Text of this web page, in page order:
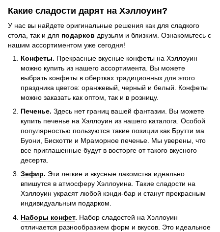
Какие сладости дарят на Хэллоуин?
У нас вы найдете оригинальные решения как для сладкого
стола, так и для подарков друзьям и близким. Ознакомьтесь с
нашим ассортиментом уже сегодня!
Конфеты. Прекрасные вкусные конфеты на Хэллоуин
можно купить из нашего ассортимента. Вы можете
выбрать конфеты в обертках традиционных для этого
праздника цветов: оранжевый, черный и белый. Конфеты
можно заказать как оптом, так и в розницу.
Печенье. Здесь нет границ вашей фантазии. Вы можете
купить печенье на Хэллоуин из нашего каталога. Особой
популярностью пользуются такие позиции как Брутти ма
Буони, Бискотти и Мраморное печенье. Мы уверены, что
все приглашенные будут в восторге от такого вкусного
десерта.
Зефир. Эти легкие и вкусные лакомства идеально
впишутся в атмосферу Хэллоуина. Такие сладости на
Хэллоуин украсят любой кэнди-бар и станут прекрасным
индивидуальным подарком.
Наборы конфет. Набор сладостей на Хэллоуин
отличается разнообразием форм и вкусов. Это идеальное